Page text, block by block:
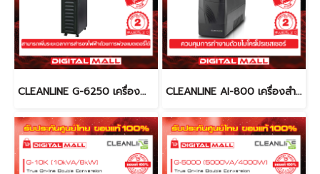
CLEANLINE G-6250 เครื่องสำรองไฟ (UPS) CLEANLINE AI-800 เครื่องสำรองไฟ (UPS)